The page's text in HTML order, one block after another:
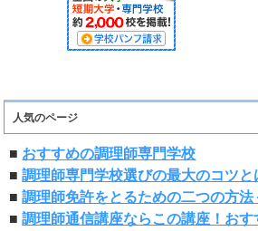
人気のページ
■ おすすめの調理師専門学校
■調理師専門学校選びの最大のコツと
■調理師免許をとるための二つの方法
■調理師通信講座ならこの講座！おす